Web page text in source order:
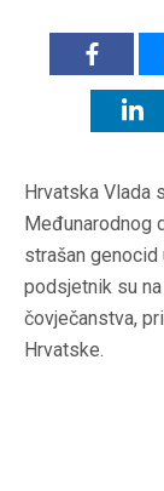
Hrvatska Vlada
Međunarodnog
strašan
podsjetnik su
čovječanstva,
Hrvatske.